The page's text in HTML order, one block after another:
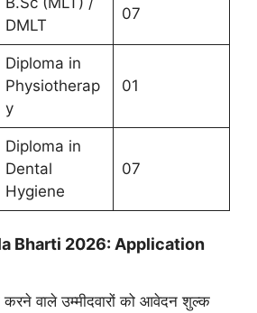
DMLT
07
Diploma in
Physiotherap
y
01
Diploma in
Dental
Hygiene
07
Bharti 2026: Application
वाले उम्मीदवारों को आवेदन शुल्क